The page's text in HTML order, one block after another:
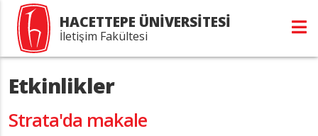
HACETTEPE ÜNİVERSİTESİ
İletişim Fakültesi
Etkinlikler
Strata'da makale